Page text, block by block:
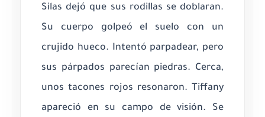
Silas dejó que sus rodillas se doblaran.
Su cuerpo golpeó el suelo con un
crujido hueco. Intentó parpadear, pero
sus párpados parecían piedras. Cerca,
unos tacones rojos resonaron. Tiffany
apareció en su campo de visión. Se